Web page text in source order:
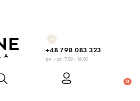
+48 798 083 323
pn. - pt. 7.00 - 16.00
Otwórz wyszukiwarkę